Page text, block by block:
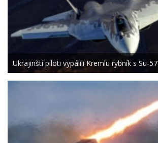
Ukrajinští piloti vypálili Kremlu rybník s Su-57